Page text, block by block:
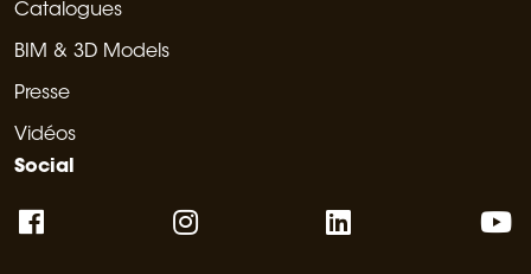
Catalogues
BIM & 3D Models
Presse
Vidéos
Social